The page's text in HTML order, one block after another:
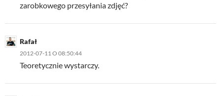
zarobkowego przesyłania zdjęć?
Rafał
2012-07-11 O 08:50:44
Teoretycznie wystarczy.